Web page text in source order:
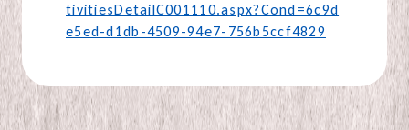
tivitiesDetailC001110.aspx?Cond=6c9d
e5ed-d1db-4509-94e7-756b5ccf4829